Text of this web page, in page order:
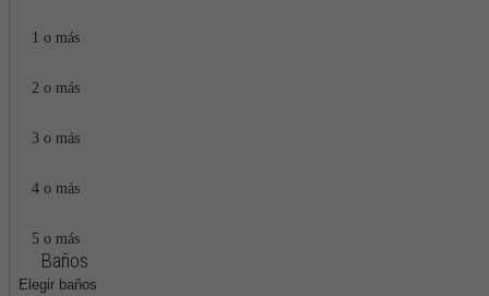
1 o más
2 o más
3 o más
4 o más
5 o más
Baños
Elegir baños